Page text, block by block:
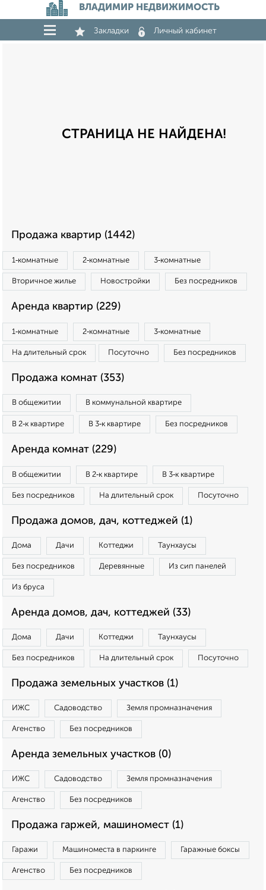
ВЛАДИМИР НЕДВИЖИМОСТЬ
Закладки Личный кабинет
СТРАНИЦА НЕ НАЙДЕНА!
Продажа квартир (1442)
1‑комнатные 2‑комнатные 3‑комнатные
Вторичное жилье Новостройки Без посредников
Аренда квартир (229)
1‑комнатные 2‑комнатные 3‑комнатные
На длительный срок Посуточно Без посредников
Продажа комнат (353)
В общежитии В коммунальной квартире
В 2‑к квартире В 3‑к квартире Без посредников
Аренда комнат (229)
В общежитии В 2‑к квартире В 3‑к квартире
Без посредников На длительный срок Посуточно
Продажа домов, дач, коттеджей (1)
Дома Дачи Коттеджи Таунхаусы
Без посредников Деревянные Из сип панелей
Из бруса
Аренда домов, дач, коттеджей (33)
Дома Дачи Коттеджи Таунхаусы
Без посредников На длительный срок Посуточно
Продажа земельных участков (1)
ИЖС Садоводство Земля промназначения
Агенство Без посредников
Аренда земельных участков (0)
ИЖС Садоводство Земля промназначения
Агенство Без посредников
Продажа гаржей, машиномест (1)
Гаражи Машиноместа в паркинге Гаражные боксы
Агенство Без посредников